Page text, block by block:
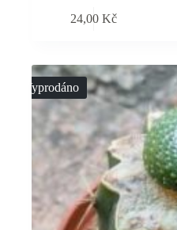
24,00Kč
Vyprodáno